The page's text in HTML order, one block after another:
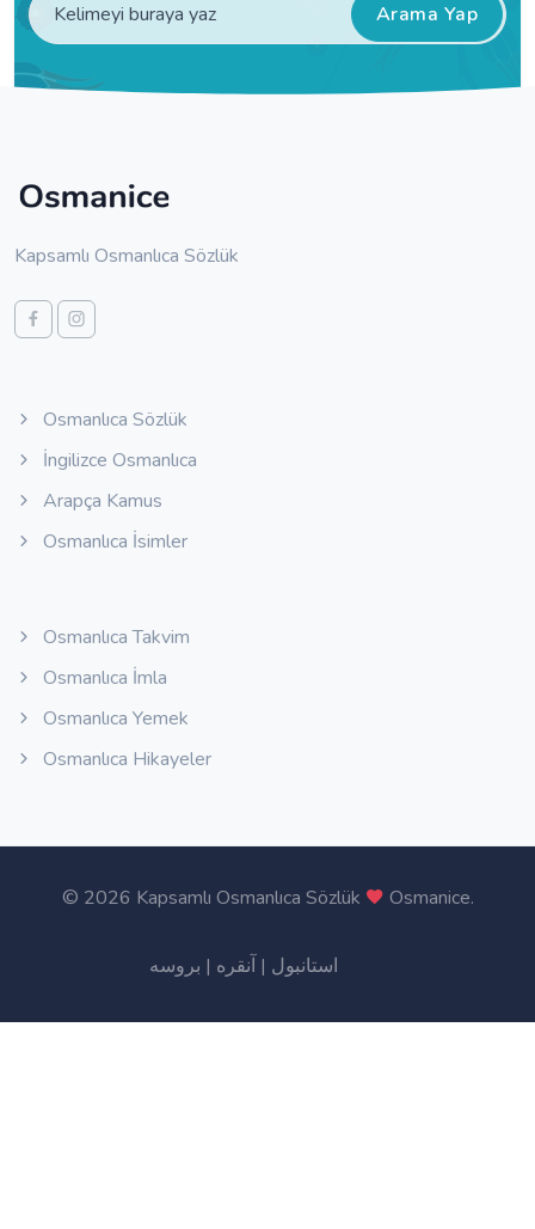
Arama Yap
Kapsamlı Osmanlıca Sözlük
Osmanlıca Sözlük
İngilizce Osmanlıca
Arapça Kamus
Osmanlıca İsimler
Osmanlıca Takvim
Osmanlıca İmla
Osmanlıca Yemek
Osmanlıca Hikayeler
© 2026 Kapsamlı Osmanlıca Sözlük Osmanice.
استانبول | آنقره | بروسه